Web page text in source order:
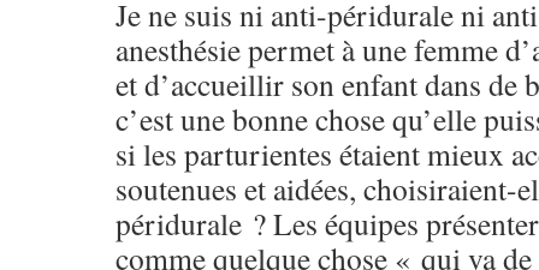
Je ne suis ni anti-péridurale ni
anesthésie permet à une femme
et d’accueillir son enfant dans de
c’est une bonne chose qu’elle
si les parturientes étaient mieux
soutenues et aidées, choisiraient-
péridurale ? Les équipes
comme quelque chose « qui va